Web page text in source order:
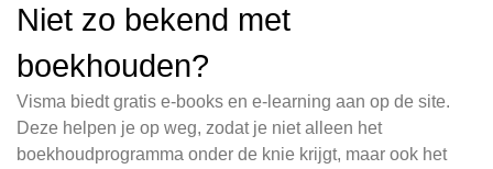
Niet zo bekend met
boekhouden?
Visma biedt gratis e-books en e-learning aan op de site.
Deze helpen je op weg, zodat je niet alleen het
boekhoudprogramma onder de knie krijgt, maar ook het